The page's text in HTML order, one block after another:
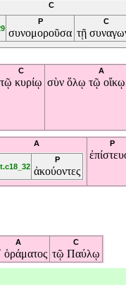
C
P
συνομοροῦσα
C
τῇ
C
τῷ κυρίῳ
A
σὺν ὅλῳ τῷ
A
P
ἀκούοντες
P
A
ὁράματος
C
τῷ Παύλῳ